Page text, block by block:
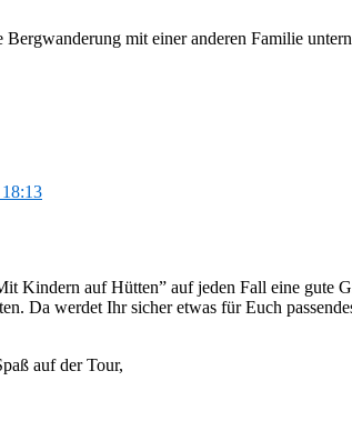
mit einer anderen Familie
Kindern auf Hütten” auf jeden Fall eine gute
Da werdet Ihr sicher etwas für Euch
auf der Tour,